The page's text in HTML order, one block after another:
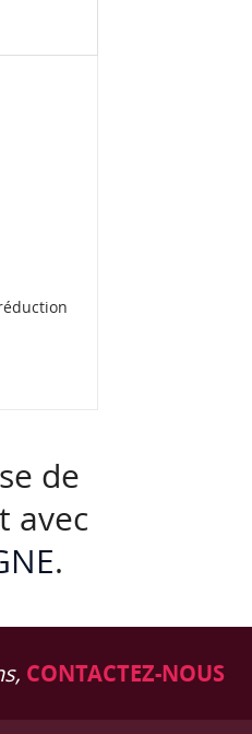
de
avec
.
CONTACTEZ-NOUS